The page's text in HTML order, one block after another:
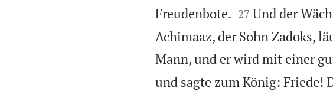
Freudenbote.
27 Und der
Achimaaz, der Sohn Zadoks,
Mann, und er wird mit einer
und sagte zum König: Friede!